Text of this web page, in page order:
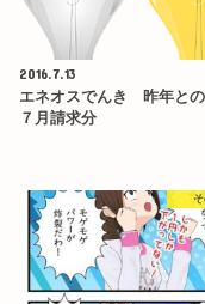
2016.7.13
エネオスでんき 昨年と
７月請求分